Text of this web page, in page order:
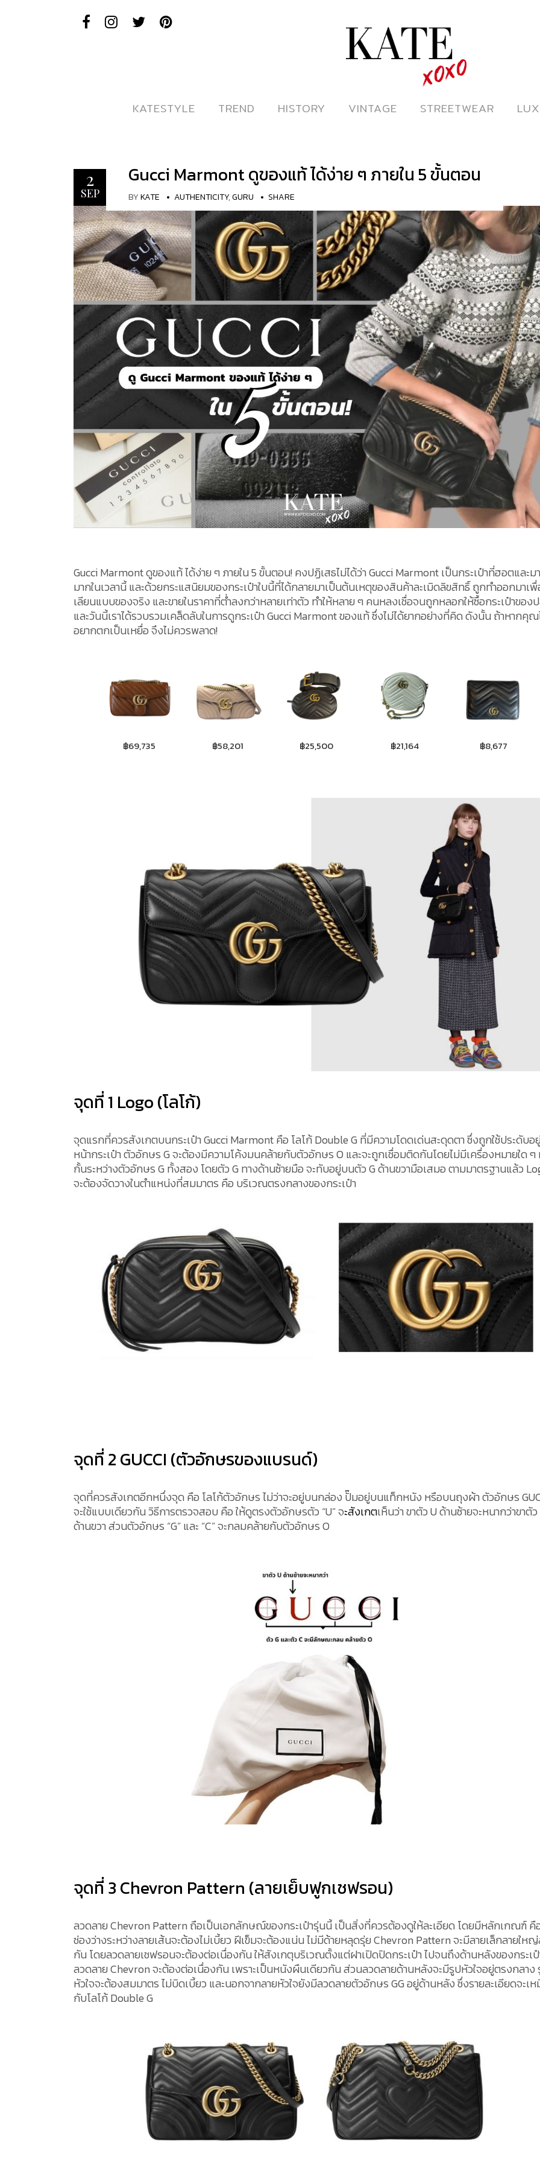
ดูหนังออนไลน์
KATESTYLE
KATESTYLE TREND
TREND HISTORY
HISTORY VINTAGE
VINTAGE STREETWEAR
STREETWEAR
2
SEP
Gucci Marmont ดูของแท้ ได้ง่าย ๆ ภายใน 5 ขั้นตอน
BYKATE AUTHENTICITY,GURU SHARE
Gucci Marmont ดูของแท้ ได้ง่าย ๆ ภายใน 5 ขั้นตอน! คงปฏิเสธไม่ได้ว่า Gucci Marmont เป็นกระเป๋าที่ฮอตและม
มากในเวลานี้ และด้วยกระแสนิยมของกระเป๋าใบนี้ที่ได้กลายมาเป็นต้นเหตุของสินค้าละเมิดลิขสิทธิ์ ถูกทำออกมาเ
เลียนแบบของจริง และขายในราคาที่ต่ำลงกว่าหลายเท่าตัว ทำให้หลาย ๆ คนหลงเชื่อจนถูกหลอกให้ซื้อกระเป๋าของ
และวันนี้เราได้รวบรวมเคล็ดลับในการดูกระเป๋า Gucci Marmont ของแท้ ซึ่งไม่ได้ยากอย่างที่คิด ดังนั้น ถ้าหากคุ
อยากตกเป็นเหยื่อ จึงไม่ควรพลาด!
฿69,735 ฿58,201 ฿25,500 ฿21,164 ฿8,677
จุดที่ 1 Logo (โลโก้)
จุดแรกที่ควรสังเกตบนกระเป๋า Gucci Marmont คือ โลโก้ Double G ที่มีความโดดเด่นสะดุดตา ซึ่งถูกใช้ประดับอ
หน้ากระเป๋า ตัวอักษร G จะต้องมีความโค้งมนคล้ายกับตัวอักษร O และจะถูกเชื่อมติดกันโดยไม่มีเครื่องหมายใด ๆ
กั้นระหว่างตัวอักษร G ทั้งสอง โดยตัว G ทางด้านซ้ายมือ จะทับอยู่บนตัว G ด้านขวามือเสมอ ตามมาตรฐานแล้ว
จะต้องจัดวางในตำแหน่งที่สมมาตร คือ บริเวณตรงกลางของกระเป๋า
จุดที่ 2 GUCCI (ตัวอักษรของแบรนด์)
จุดที่ควรสังเกตอีกหนึ่งจุด คือ โลโก้ตัวอักษร ไม่ว่าจะอยู่บนกล่อง ปั๊มอยู่บนแท็กหนัง หรือบนถุงผ้า ตัวอักษร
จะใช้แบบเดียวกัน วิธีการตรวจสอบ คือ ให้ดูตรงตัวอักษรตัว “U” จะสังเกตเห็นว่า ขาตัว U ด้านซ้ายจะหนากว่าขาตัว
ด้านขวา ส่วนตัวอักษร “G” และ “C” จะกลมคล้ายกับตัวอักษร O
จุดที่ 3 Chevron Pattern (ลายเย็บฟูกเชฟรอน)
ลวดลาย Chevron Pattern ถือเป็นเอกลักษณ์ของกระเป๋ารุ่นนี้ เป็นสิ่งที่ควรต้องดูให้ละเอียด โดยมีหลักเกณฑ์ คื
ช่องว่างระหว่างลายเส้นจะต้องไม่เบี้ยว ฝีเข็มจะต้องแน่น ไม่มีด้ายหลุดรุ่ย Chevron Pattern จะมีลายเล็กลายให
กัน โดยลวดลายเชฟรอนจะต้องต่อเนื่องกัน ให้สังเกตุบริเวณตั้งแต่ฝาเปิดปิดกระเป๋า ไปจนถึงด้านหลังของกระเ
ลวดลาย Chevron จะต้องต่อเนื่องกัน เพราะเป็นหนังผืนเดียวกัน ส่วนลวดลายด้านหลังจะมีรูปหัวใจอยู่ตรงกลาง
หัวใจจะต้องสมมาตร ไม่บิดเบี้ยว และนอกจากลายหัวใจยังมีลวดลายตัวอักษร GG อยู่ด้านหลัง ซึ่งรายละเอียดจะเ
กับโลโก้ Double G